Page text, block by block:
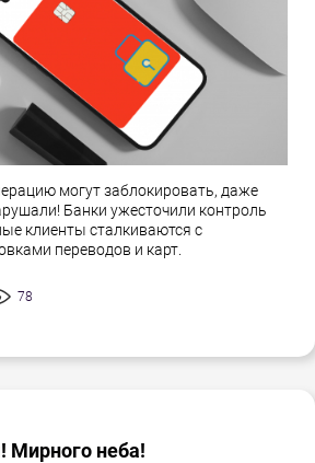
могут заблокировать, даже
Банки ужесточили контроль
клиенты сталкиваются с
переводов и карт.
78
неба!